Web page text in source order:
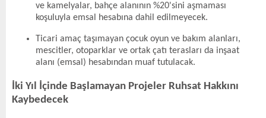
ve kamelyalar, bahçe alanının %20'sini aşmaması
koşuluyla emsal hesabına dahil edilmeyecek.
Ticari amaç taşımayan çocuk oyun ve bakım alanları,
mescitler, otoparklar ve ortak çatı terasları da inşaat
alanı (emsal) hesabından muaf tutulacak.
İki Yıl İçinde Başlamayan Projeler Ruhsat Hakkını
Kaybedecek